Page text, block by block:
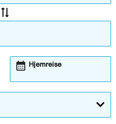
sync_alt
Hjemreise
calendar_month